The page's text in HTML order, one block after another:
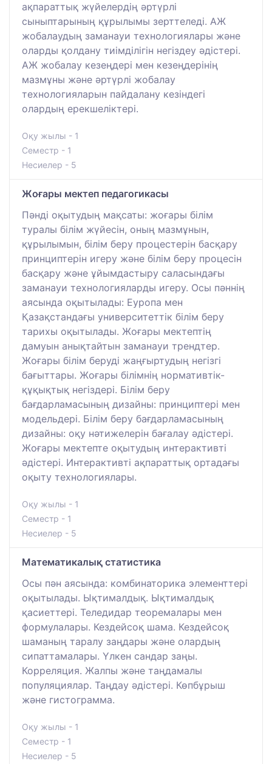
ақпараттық жүйелердің әртүрлі
сыныптарының құрылымы зерттеледі. АЖ
жобалаудың заманауи технологиялары және
оларды қолдану тиімділігін негіздеу әдістері.
АЖ жобалау кезеңдері мен кезеңдерінің
мазмұны және әртүрлі жобалау
технологияларын пайдалану кезіндегі
олардың ерекшеліктері.
Оқу жылы - 1
Семестр - 1
Несиелер - 5
Жоғары мектеп педагогикасы
Пәнді оқытудың мақсаты: жоғары білім
туралы білім жүйесін, оның мазмұнын,
құрылымын, білім беру процестерін басқару
принциптерін игеру және білім беру процесін
басқару және ұйымдастыру саласындағы
заманауи технологияларды игеру. Осы пәннің
аясында оқытылады: Еуропа мен
Қазақстандағы университеттік білім беру
тарихы оқытылады. Жоғары мектептің
дамуын анықтайтын заманауи трендтер.
Жоғары білім беруді жаңғыртудың негізгі
бағыттары. Жоғары білімнің нормативтік-
құқықтық негіздері. Білім беру
бағдарламасының дизайны: принциптері мен
модельдері. Білім беру бағдарламасының
дизайны: оқу нәтижелерін бағалау әдістері.
Жоғары мектепте оқытудың интерактивті
әдістері. Интерактивті ақпараттық ортадағы
оқыту технологиялары.
Оқу жылы - 1
Семестр - 1
Несиелер - 5
Математикалық статистика
Осы пән аясында: комбинаторика элементтері
оқытылады. Ықтималдық. Ықтималдық
қасиеттері. Теледидар теоремалары мен
формулалары. Кездейсоқ шама. Кездейсоқ
шаманың таралу заңдары және олардың
сипаттамалары. Үлкен сандар заңы.
Корреляция. Жалпы және таңдамалы
популяциялар. Таңдау әдістері. Көпбұрыш
және гистограмма.
Оқу жылы - 1
Семестр - 1
Несиелер - 5